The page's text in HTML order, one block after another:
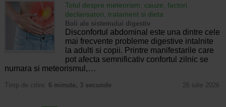
Totul despre meteorism: cauze, factori
declansatori, tratament si dieta
Boli ale sistemului digestiv
Disconfortul abdominal este una dintre cele
mai frecvente probleme digestive intalnite
la adulti si copii. Printre manifestarile care
pot afecta semnificativ confortul zilnic se
numara si meteorismul,…
Timp de citire: 6 minute, 3 secunde 26 iulie 2026